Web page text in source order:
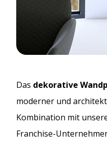
Das dekorative
moderner und
Kombination mit
Franchise-